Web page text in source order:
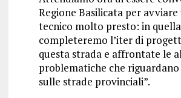
Regione Basilicata per
tecnico molto presto: in
completeremo l’iter di
questa strada e affrontate le
problematiche che
sulle strade provinciali”.